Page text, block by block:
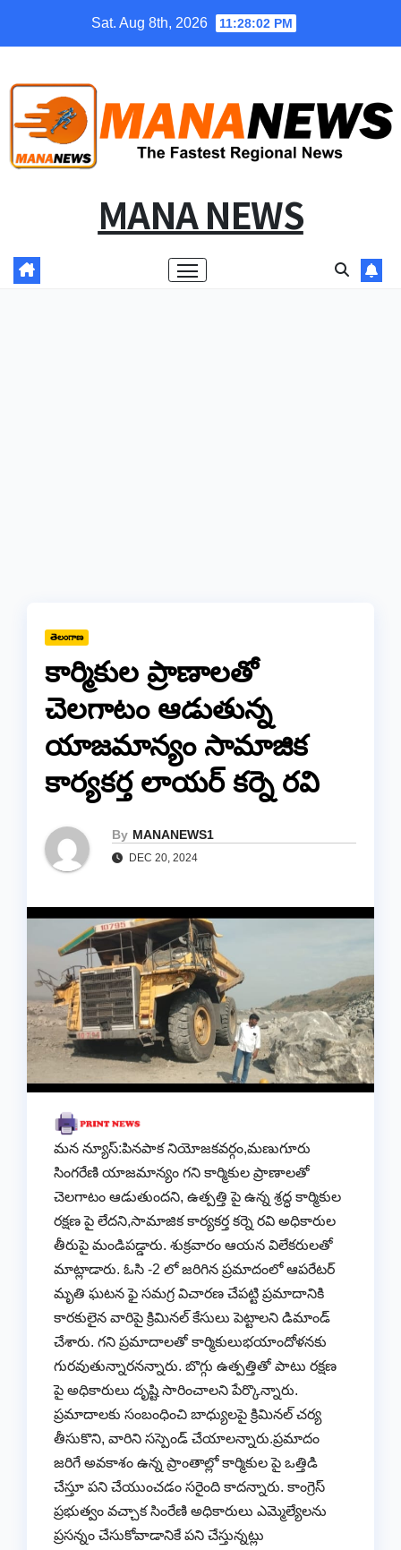
Sat. Aug 8th, 2026 11:28:03 PM
MANA NEWS
తెలంగాణ
కార్మికుల ప్రాణాలతో
చెలగాటం ఆడుతున్న
యాజమాన్యం సామాజిక
కార్యకర్త లాయర్ కర్నె రవి
By MANANEWS1
DEC 20, 2024
మన న్యూస్:పినపాక నియోజకవర్గం,మణుగూరు
సింగరేణి యాజమాన్యం గని కార్మికుల ప్రాణాలతో
చెలగాటం ఆడుతుందని, ఉత్పత్తి పై ఉన్న శ్రద్ధ కార్మికుల
రక్షణ పై లేదని,సామాజిక కార్యకర్త కర్నె రవి అధికారుల
తీరుపై మండిపడ్డారు. శుక్రవారం ఆయన విలేకరులతో
మాట్లాడారు. ఓసి -2 లో జరిగిన ప్రమాదంలో ఆపరేటర్
మృతి ఘటన ఫై సమగ్ర విచారణ చేపట్టి ప్రమాదానికి
కారకులైన వారిపై క్రిమినల్ కేసులు పెట్టాలని డిమాండ్
చేశారు. గని ప్రమాదాలతో కార్మికులుభయాందోళనకు
గురవుతున్నారనన్నారు. బొగ్గు ఉత్పత్తితో పాటు రక్షణ
పై అధికారులు దృష్టి సారించాలని పేర్కొన్నారు.
ప్రమాదాలకు సంబంధించి బాధ్యులపై క్రిమినల్ చర్య
తీసుకొని, వారిని సస్పెండ్ చేయాలన్నారు.ప్రమాదం
జరిగే అవకాశం ఉన్న ప్రాంతాల్లో కార్మికుల పై ఒత్తిడి
చేస్తూ పని చేయుంచడం సరైంది కాదన్నారు. కాంగ్రెస్
ప్రభుత్వం వచ్చాక సింరేణి అధికారులు ఎమ్మెల్యేలను
ప్రసన్నం చేసుకోవాడానికే పని చేస్తున్నట్లు